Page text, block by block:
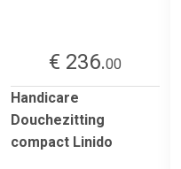
€ 236.00
Handicare
Douchezitting
compact Linido